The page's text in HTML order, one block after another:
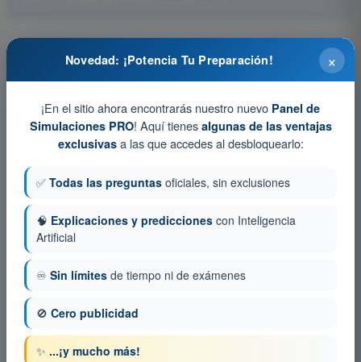
×
Novedad: ¡Potencia Tu Preparación!
¡En el sitio ahora encontrarás nuestro nuevo Panel de
Simulaciones PRO! Aquí tienes algunas de las ventajas
exclusivasa las que accedes al desbloquearlo:
✅ Todas las preguntas oficiales, sin exclusiones
🧠 Explicaciones y predicciones con Inteligencia
Artificial
♾️ Sin límites de tiempo ni de exámenes
🚫 Cero publicidad
✨ ...¡y mucho más!